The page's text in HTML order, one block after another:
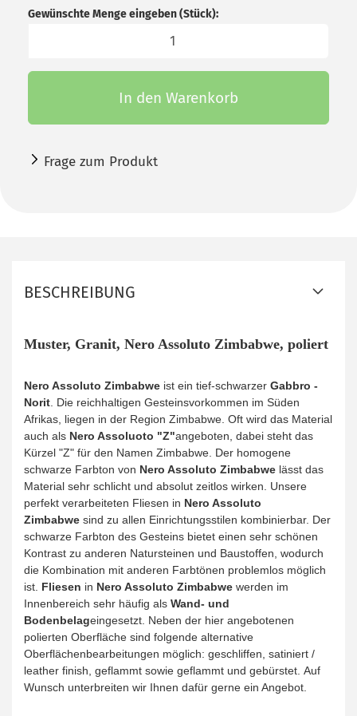
Gewünschte Menge eingeben (Stück):
In den Warenkorb
Frage zum Produkt
BESCHREIBUNG
Muster, Granit, Nero Assoluto Zimbabwe, poliert
Nero Assoluto Zimbabwe ist ein tief-schwarzer Gabbro -
Norit . Die reichhaltigen Gesteinsvorkommen im Süden
Afrikas, liegen in der Region Zimbabwe. Oft wird das Material
auch als Nero Assoluoto "Z"angeboten, dabei steht das
Kürzel "Z" für den Namen Zimbabwe. Der homogene
schwarze Farbton von Nero Assoluto Zimbabwe lässt das
Material sehr schlicht und absolut zeitlos wirken. Unsere
perfekt verarbeiteten Fliesen in Nero Assoluto
Zimbabwe sind zu allen Einrichtungsstilen kombinierbar. Der
schwarze Farbton des Gesteins bietet einen sehr schönen
Kontrast zu anderen Natursteinen und Baustoffen, wodurch
die Kombination mit anderen Farbtönen problemlos möglich
ist. Fliesen in Nero Assoluto Zimbabwe werden im
Innenbereich sehr häufig als Wand- und
Bodenbelageingesetzt. Neben der hier angebotenen
polierten Oberfläche sind folgende alternative
Oberflächenbearbeitungen möglich: geschliffen, satiniert /
leather finish, geflammt sowie geflammt und gebürstet. Auf
Wunsch unterbreiten wir Ihnen dafür gerne ein Angebot.